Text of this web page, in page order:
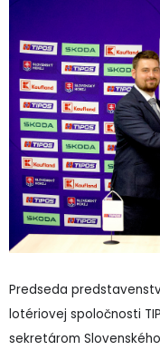
Predseda
lotériovej spoločnosti
sekretárom